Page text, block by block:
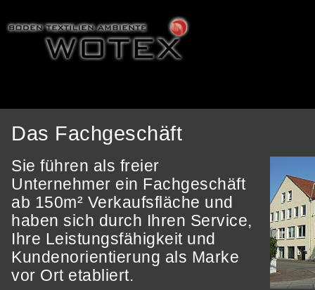
Das Fachgeschäft
Sie führen als freier
Unternehmer ein Fachgeschäft
ab 150m² Verkaufsfläche und
haben sich durch Ihren Service,
Ihre Leistungsfähigkeit und
Kundenorientierung als Marke
vor Ort etabliert.